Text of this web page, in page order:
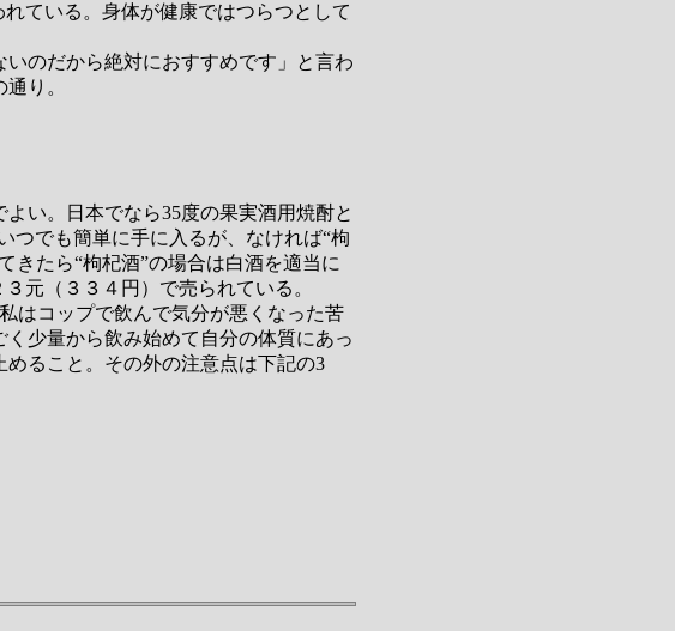
ている。身体が健康ではつらつとして
のだから絶対におすすめです」と言わ
り。
い。日本でなら35度の果実酒用焼酎と
つでも簡単に手に入るが、なければ“枸
きたら“枸杞酒”の場合は白酒を適当に
元（３３４円）で売られている。
はコップで飲んで気分が悪くなった苦
少量から飲み始めて自分の体質にあっ
ること。その外の注意点は下記の3